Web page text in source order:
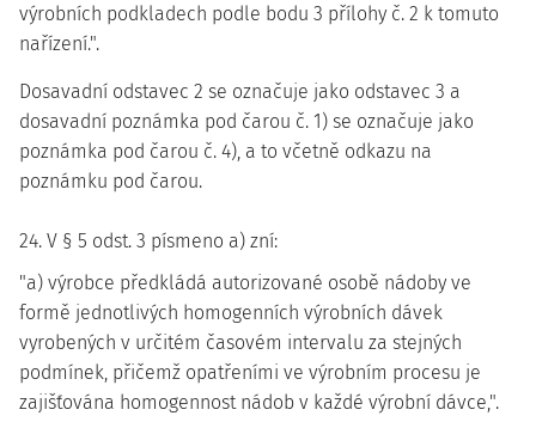
výrobních podkladech podle bodu 3 přílohy č. 2 k tomuto
nařízení.".
Dosavadní odstavec 2 se označuje jako odstavec 3 a
dosavadní poznámka pod čarou č. 1) se označuje jako
poznámka pod čarou č. 4), a to včetně odkazu na
poznámku pod čarou.
24. V § 5 odst. 3 písmeno a) zní:
"a) výrobce předkládá autorizované osobě nádoby ve
formě jednotlivých homogenních výrobních dávek
vyrobených v určitém časovém intervalu za stejných
podmínek, přičemž opatřeními ve výrobním procesu je
zajišťována homogennost nádob v každé výrobní dávce,".